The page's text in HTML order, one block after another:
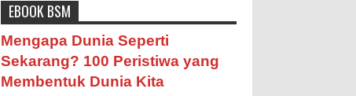
Astronomi Biologi Budaya Buku
Bumi
Entertainment
Fakta & Statistik
Filsafat
Flora Geografi
Hoeda's Note
Mengapa Negara Miskin Tidak
Mencetak Uang yang Banyak saja
biar Kaya?
Ilustrasi/istimewa Jawaban untuk
EBOOK BSM
Mengapa Dunia Seperti
Sekarang? 100 Peristiwa yang
Membentuk Dunia Kita